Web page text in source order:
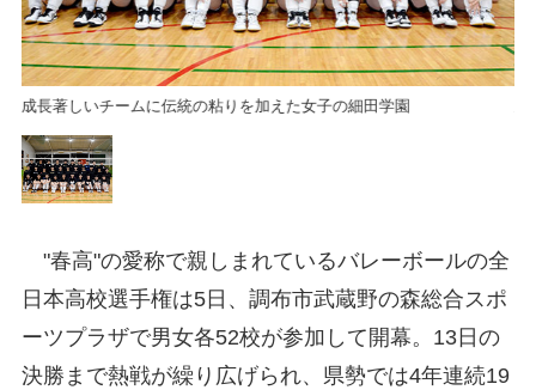
成長著しいチームに伝統の粘りを加えた女子の細田学園
"春高"の愛称で親しまれているバレーボールの全
日本高校選手権は5日、調布市武蔵野の森総合スポ
ーツプラザで男女各52校が参加して開幕。13日の
決勝まで熱戦が繰り広げられ、県勢では4年連続19